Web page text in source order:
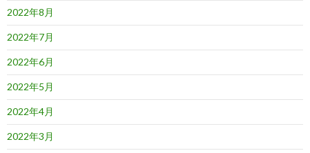
2022年8月
2022年7月
2022年6月
2022年5月
2022年4月
2022年3月